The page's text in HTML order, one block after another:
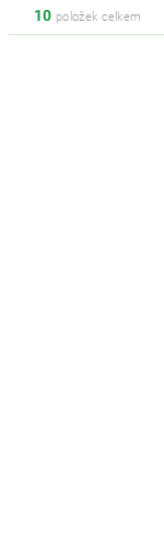
10 položek celkem